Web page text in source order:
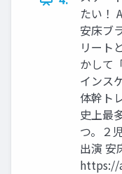
たい！
安床ブ
リート
かして
インス
体幹ト
史上最
つ。２
出演 安
https://